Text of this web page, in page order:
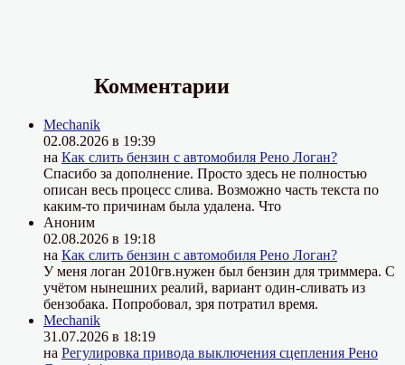
Комментарии
Mechanik
02.08.2026 в 19:39
на Как слить бензин с автомобиля Рено Логан?
Спасибо за дополнение. Просто здесь не полностью
описан весь процесс слива. Возможно часть текста по
каким-то причинам была удалена. Что
Аноним
02.08.2026 в 19:18
на Как слить бензин с автомобиля Рено Логан?
У меня логан 2010гв.нужен был бензин для триммера. С
учётом нынешних реалий, вариант один-сливать из
бензобака. Попробовал, зря потратил время.
Mechanik
31.07.2026 в 18:19
на Регулировка привода выключения сцепления Рено